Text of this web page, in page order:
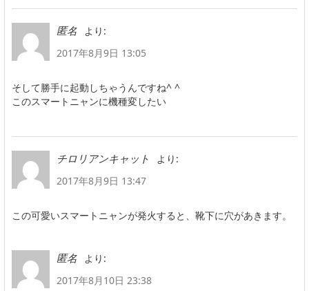
匿名
より:
2017年8月9日 13:05
そして勝手に起動しちゃうんですね^ ^
このスマートニャンに機種変したい
チロリアンキャット
より:
2017年8月9日 13:47
この可愛いスマートニャンが発火すると、靴下に穴があきます。
匿名
より:
2017年8月10日 23:38